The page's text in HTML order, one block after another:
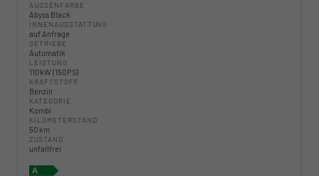
AUSSENFARBE
Abyss Black
INNENAUSSTATTUNG
auf Anfrage
GETRIEBE
Automatik
LEISTUNG
110 kW (150 PS)
KRAFTSTOFF
Benzin
KATEGORIE
Kombi
KILOMETERSTAND
50 km
ZUSTAND
unfallfrei